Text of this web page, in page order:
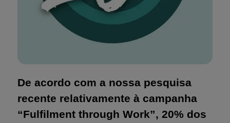
De acordo com a nossa pesquisa
recente relativamente à campanha
“Fulfilment through Work”, 20% dos